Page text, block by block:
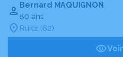
Bernard MAQUIGNON
80 ans
Ruitz (62)
Voir